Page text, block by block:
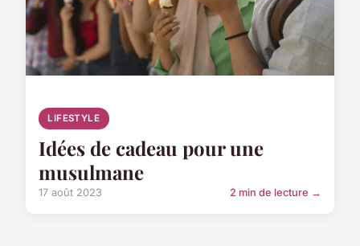
LIFESTYLE
Idées de cadeau pour une
musulmane
17 août 2023 2 min de lecture →